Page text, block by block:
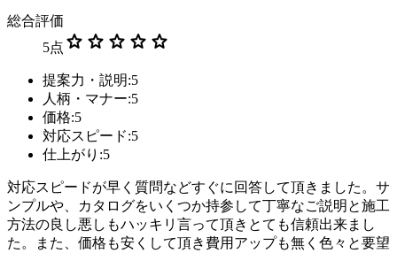
総合評価
5点 star star star star star
提案力・説明:5
人柄・マナー:5
価格:5
対応スピード:5
仕上がり:5
対応スピードが早く質問などすぐに回答して頂きました。サ
ンプルや、カタログをいくつか持参して丁寧なご説明と施工
方法の良し悪しもハッキリ言って頂きとても信頼出来まし
た。また、価格も安くして頂き費用アップも無く色々と要望